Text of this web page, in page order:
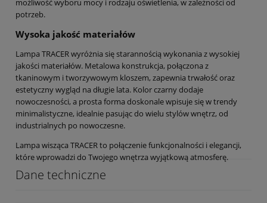
możliwość wyboru mocy i rodzaju oświetlenia, w zależności od
potrzeb.
Wysoka jakość materiałów
Lampa TRACER wyróżnia się starannością wykonania z wysokiej
jakości materiałów. Metalowa konstrukcja, połączona z
tkaninowym i tworzywowym kloszem, zapewnia trwałość oraz
estetyczny wygląd na długie lata. Kolor czarny dodaje
nowoczesności, a prosta forma doskonale wpisuje się w trendy
minimalistyczne, idealnie pasując do wielu stylów wnętrz, od
industrialnych po nowoczesne.
Lampa wisząca TRACER to połączenie funkcjonalności i elegancji,
które wprowadzi do Twojego wnętrza wyjątkową atmosferę.
Dane techniczne